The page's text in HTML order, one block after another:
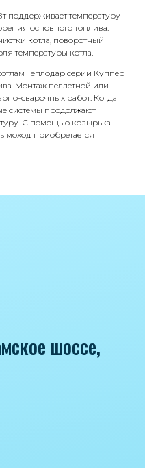
поддерживает температуру
основного топлива.
котла, поворотный
температуры котла.
Теплодар серии Куппер
Монтаж пеллетной или
сварочных работ. Когда
системы продолжают
С помощью козырька
приобретается